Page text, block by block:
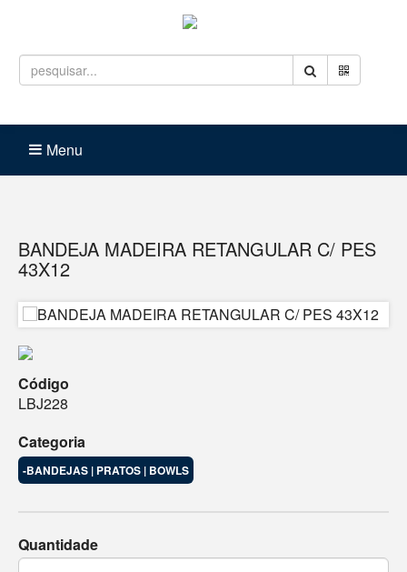
Menu
BANDEJA MADEIRA RETANGULAR C/ PES
43X12
Código
LBJ228
Categoria
-BANDEJAS | PRATOS | BOWLS
Quantidade